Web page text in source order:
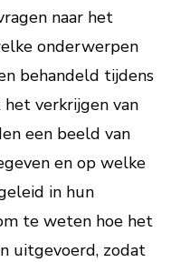
naar het
onderwerpen
behandeld tijdens
verkrijgen van
een beeld van
en op welke
in hun
te weten hoe het
uitgevoerd, zodat